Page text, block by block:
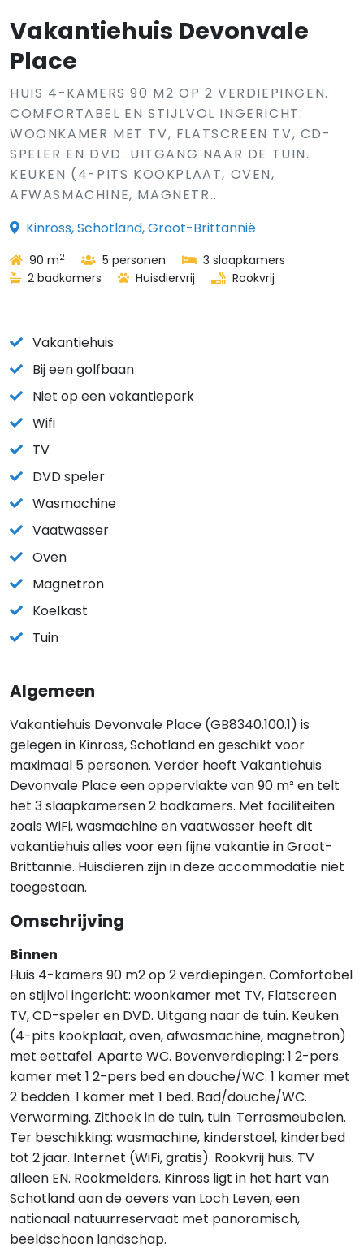
Vakantiehuis Devonvale
Place
HUIS 4-KAMERS 90 M2 OP 2 VERDIEPINGEN.
COMFORTABEL EN STIJLVOL INGERICHT:
WOONKAMER MET TV, FLATSCREEN TV, CD-
SPELER EN DVD. UITGANG NAAR DE TUIN.
KEUKEN (4-PITS KOOKPLAAT, OVEN,
AFWASMACHINE, MAGNETR..
Kinross, Schotland, Groot-Brittannië
90 m2 5 personen
3 slaapkamers
2 badkamers
Huisdiervrij Rookvrij
Vakantiehuis
Bij een golfbaan
Niet op een vakantiepark
Wifi
TV
DVD speler
Wasmachine
Vaatwasser
Oven
Magnetron
Koelkast
Tuin
Algemeen
Vakantiehuis Devonvale Place (GB8340.100.1) is
gelegen in Kinross, Schotland en geschikt voor
maximaal 5 personen. Verder heeft Vakantiehuis
Devonvale Place een oppervlakte van 90 m² en telt
het 3 slaapkamersen 2 badkamers. Met faciliteiten
zoals WiFi, wasmachine en vaatwasser heeft dit
vakantiehuis alles voor een fijne vakantie in Groot-
Brittannië. Huisdieren zijn in deze accommodatie niet
toegestaan.
Omschrijving
Binnen
Huis 4-kamers 90 m2 op 2 verdiepingen. Comfortabel
en stijlvol ingericht: woonkamer met TV, Flatscreen
TV, CD-speler en DVD. Uitgang naar de tuin. Keuken
(4-pits kookplaat, oven, afwasmachine, magnetron)
met eettafel. Aparte WC. Bovenverdieping: 1 2-pers.
kamer met 1 2-pers bed en douche/WC. 1 kamer met
2 bedden. 1 kamer met 1 bed. Bad/douche/WC.
Verwarming. Zithoek in de tuin, tuin. Terrasmeubelen.
Ter beschikking: wasmachine, kinderstoel, kinderbed
tot 2 jaar. Internet (WiFi, gratis). Rookvrij huis. TV
alleen EN. Rookmelders. Kinross ligt in het hart van
Schotland aan de oevers van Loch Leven, een
nationaal natuurreservaat met panoramisch,
beeldschoon landschap.